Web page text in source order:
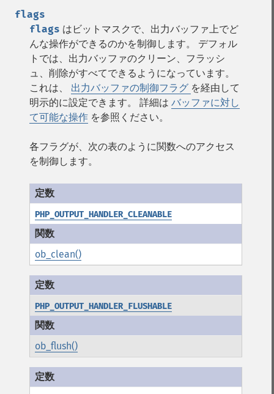
flags
flags はビットマスクで、出力バッファ上でど
んな操作ができるのかを制御します。 デフォル
トでは、出力バッファのクリーン、フラッシ
ュ、削除がすべてできるようになっています。
これは、 出力バッファの制御フラグ を経由して
明示的に設定できます。 詳細は バッファに対し
て可能な操作 を参照ください。
各フラグが、次の表のように関数へのアクセス
を制御します。
PHP_OUTPUT_HANDLER_CLEANABLE
ob_clean()
PHP_OUTPUT_HANDLER_FLUSHABLE
ob_flush()